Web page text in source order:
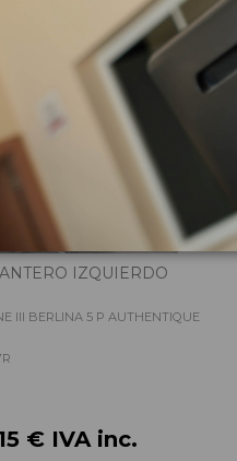
IZQUIERDO
III BERLINA 5 P AUTHENTIQUE
€ IVA inc.